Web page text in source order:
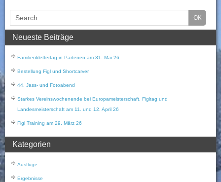
Neueste Beiträge
Familienklettertag in Partenen am 31. Mai 26
Bestellung Figl und Shortcarver
44. Jass- und Fotoabend
Starkes Vereinswochenende bei Europameisterschaft, Figltag und
Landesmeisterschaft am 11. und 12. April 26
Figl Training am 29. März 26
Kategorien
Ausflüge
Ergebnisse